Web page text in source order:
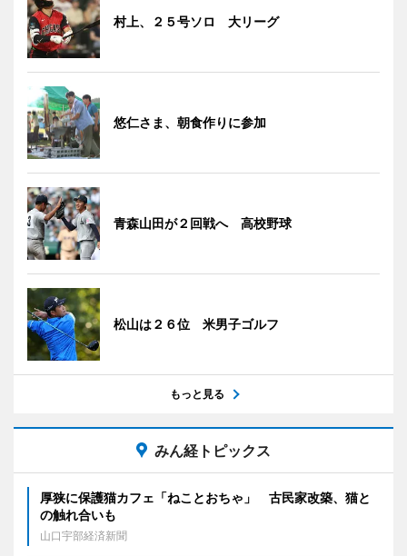
村上、２５号ソロ 大リーグ
悠仁さま、朝食作りに参加
青森山田が２回戦へ 高校野球
松山は２６位 米男子ゴルフ
もっと見る
みん経トピックス
厚狭に保護猫カフェ「ねことおちゃ」 古民家改築、猫と
の触れ合いも
山口宇部経済新聞